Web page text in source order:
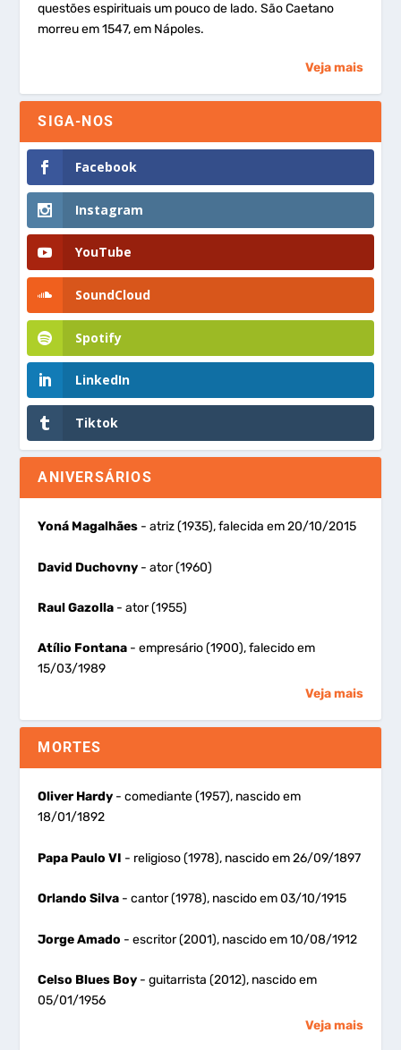
questões espirituais um pouco de lado. São Caetano
morreu em 1547, em Nápoles.
Veja mais
SIGA-NOS
Facebook
Instagram
YouTube
SoundCloud
Spotify
LinkedIn
Tiktok
ANIVERSÁRIOS
Yoná Magalhães - atriz (1935), falecida em 20/10/2015
David Duchovny - ator (1960)
Raul Gazolla - ator (1955)
Atílio Fontana - empresário (1900), falecido em
15/03/1989
Veja mais
MORTES
Oliver Hardy - comediante (1957), nascido em
18/01/1892
Papa Paulo VI - religioso (1978), nascido em 26/09/1897
Orlando Silva - cantor (1978), nascido em 03/10/1915
Jorge Amado - escritor (2001), nascido em 10/08/1912
Celso Blues Boy - guitarrista (2012), nascido em
05/01/1956
Veja mais